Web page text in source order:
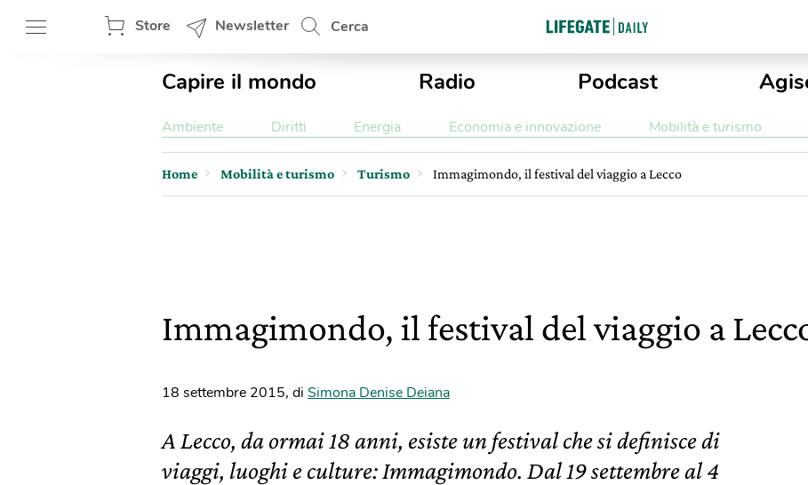
Store Newsletter Cerca
Capire il mondo Radio Podcast
Ambiente Diritti Energia Economia e innovazione Mobilità e turismo
Home Mobilità e turismo Turismo Immagimondo, il festival del viaggio a Lecco
Immagimondo, il festival del viaggio a
18 settembre 2015, di Simona Denise Deiana
A Lecco, da ormai 18 anni, esiste un festival che si definisce di
viaggi, luoghi e culture: Immagimondo. Dal 19 settembre al 4